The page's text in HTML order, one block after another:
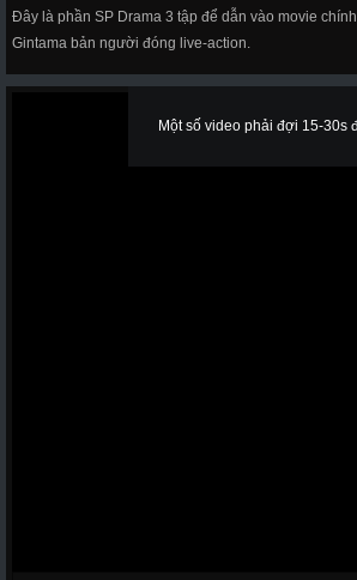
Đây là phần SP Drama 3 tập để dẫn vào movie
Gintama bản người đóng live-action.
Một số video phải đợi 15-30s